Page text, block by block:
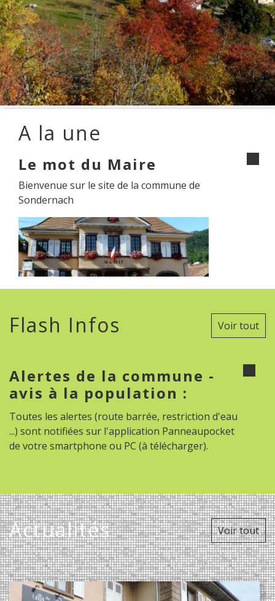
A la une
Le mot du Maire
Bienvenue sur le site de la commune de
Sondernach
Flash Infos Voir tout
Alertes de la commune -
avis à la population :
Toutes les alertes (route barrée, restriction d'eau
...) sont notifiées sur l'application Panneaupocket
de votre smartphone ou PC (à télécharger).
Actualités Voir tout